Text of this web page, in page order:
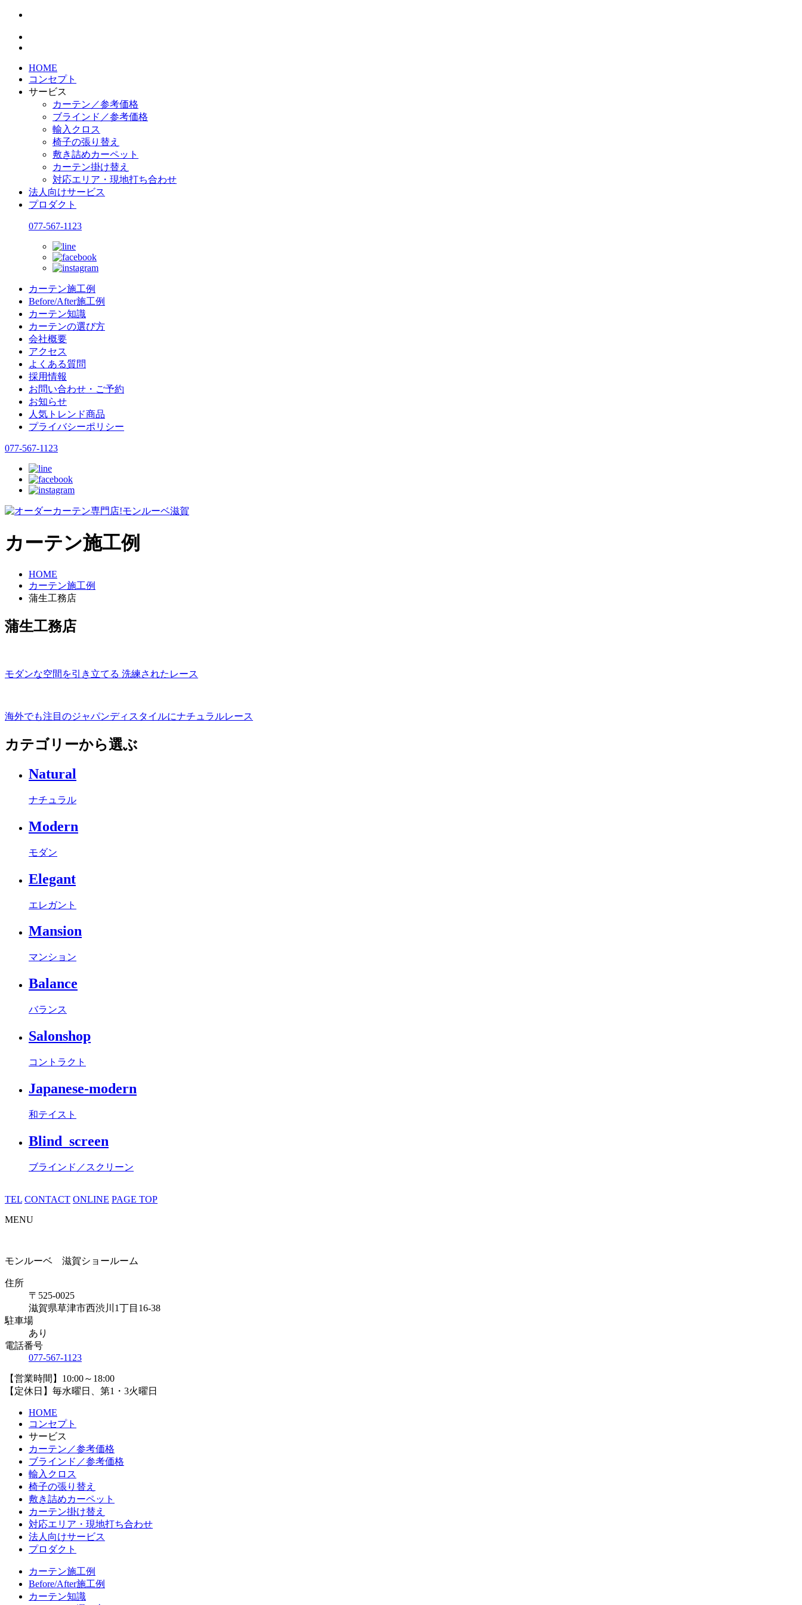
HOME
コンセプト
サービス
カーテン／参考価格
ブラインド／参考価格
輸入クロス
椅子の張り替え
敷き詰めカーペット
カーテン掛け替え
対応エリア・現地打ち合わせ
法人向けサービス
プロダクト
077-567-1123
カーテン施工例
Before/After施工例
カーテン知識
カーテンの選び方
会社概要
アクセス
よくある質問
採用情報
お問い合わせ・ご予約
お知らせ
人気トレンド商品
プライバシーポリシー
077-567-1123
カーテン施工例
HOME
カーテン施工例
蒲生工務店
蒲生工務店
モダンな空間を引き立てる 洗練されたレース
海外でも注目のジャパンディスタイルにナチュラルレース
カテゴリーから選ぶ
Natural
ナチュラル
Modern
モダン
Elegant
エレガント
Mansion
マンション
Balance
バランス
Salonshop
コントラクト
Japanese-modern
和テイスト
Blind_screen
ブラインド／スクリーン
TEL CONTACT ONLINE PAGE TOP
MENU
モンルーベ 滋賀ショールーム
住所
〒525-0025
滋賀県草津市西渋川1丁目16-38
駐車場
あり
電話番号
077-567-1123
【営業時間】10:00～18:00
【定休日】毎水曜日、第1・3火曜日
HOME
コンセプト
サービス
カーテン／参考価格
ブラインド／参考価格
輸入クロス
椅子の張り替え
敷き詰めカーペット
カーテン掛け替え
対応エリア・現地打ち合わせ
法人向けサービス
プロダクト
カーテン施工例
Before/After施工例
カーテン知識